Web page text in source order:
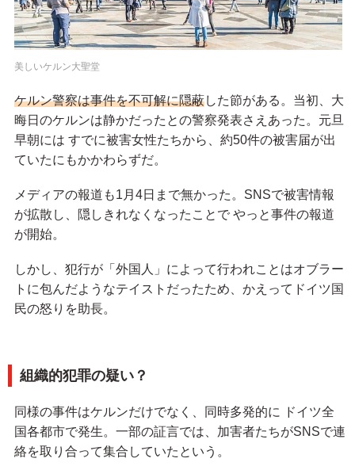
美しいケルン大聖堂
ケルン警察は事件を不可解に隠蔽した節がある。当初、大
晦日のケルンは静かだったとの警察発表さえあった。元旦
早朝には すでに被害女性たちから、約50件の被害届が出
ていたにもかかわらずだ。
メディアの報道も1月4日まで無かった。SNSで被害情報
が拡散し、隠しきれなくなったことで やっと事件の報道
が開始。
しかし、犯行が「外国人」によって行われことはオブラー
トに包んだようなテイストだったため、かえってドイツ国
民の怒りを助長。
組織的犯罪の疑い？
同様の事件はケルンだけでなく、同時多発的に ドイツ全
国各都市で発生。一部の証言では、加害者たちがSNSで連
絡を取り合って集合していたという。